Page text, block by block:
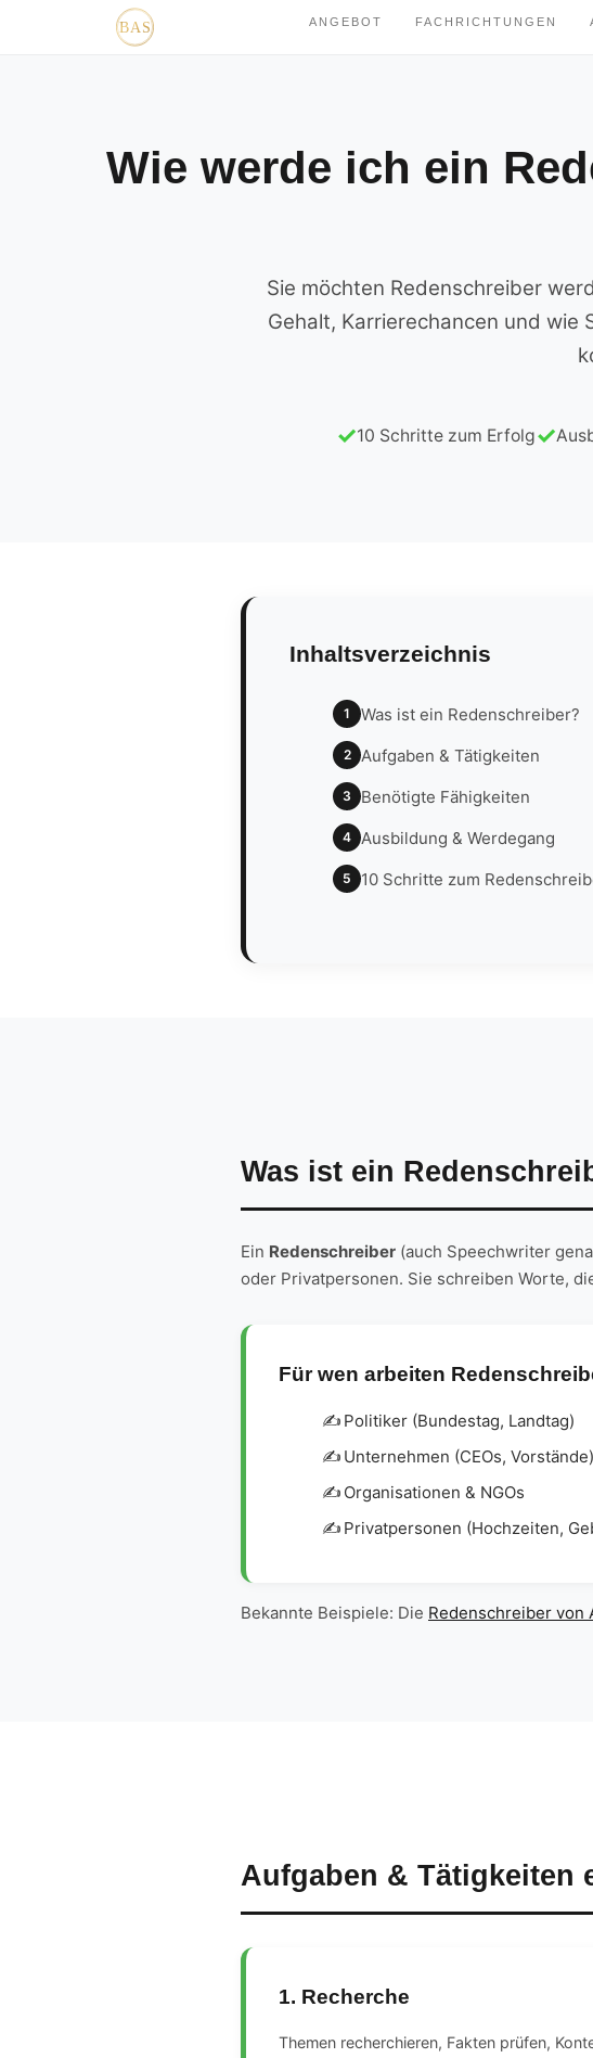
ANGEBOT FACHRICHTUNGEN
Wie werde ich ein
Sie möchten Redenschreiber
Gehalt, Karrierechancen und wie
10 Schritte zum Erfolg
Inhaltsverzeichnis
1 Was ist ein Redenschreiber?
2 Aufgaben & Tätigkeiten
3 Benötigte Fähigkeiten
4 Ausbildung & Werdegang
5 10 Schritte zum
Was ist ein
Ein Redenschreiber (auch Speechwriter
oder Privatpersonen. Sie schreiben Worte,
Für wen arbeiten
Politiker (Bundestag, Landtag)
Unternehmen (CEOs, Vorstände)
Organisationen & NGOs
Privatpersonen (Hochzeiten,
Bekannte Beispiele: Die Redenschreiber von
Aufgaben & Tätigkeiten
1. Recherche
Themen recherchieren, Fakten prüfen,